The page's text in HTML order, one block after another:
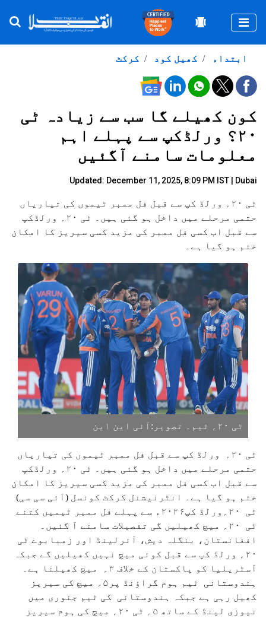
کرکٹ کھیل کود ابتداء
کون کھیلے گا سب سے زیادہ ٹی
۲۰؟ ورلڈکپ سے پہلے اہم
معلومات سامنے آگئیں
Updated: December 11, 2025, 8:09 PM IST | Dubai
ٹی ۲۰؍ ورلڈ کپ سے قبل فل ممبر ٹیموں کی تیاریاں
حتمی مرحلے میں داخل ہو گئی ہیں۔ ٹی ۲۰؍ ورلڈکپ
سے قبل اب کسی فل ممبر کی مزید کسی سیریز کا امکان
ختم ہو گیا ہے۔
ٹی ۲۰؍ ٹیم۔ تصویر:آئی این این
ٹی ۲۰؍ ورلڈ کپ سے قبل فل ممبر ٹیموں کی تیاریاں
حتمی مرحلے میں داخل ہو گئی ہیں۔ ٹی ۲۰؍ ورلڈکپ
سے قبل اب کسی فل ممبر کی مزید کسی سیریز کا امکان
ختم ہو گیا ہے۔ انٹرنیشنل کرکٹ کونسل (آئی سی سی)
ٹی ۲۰؍ورلڈ کپ۲۰۲۶ء سے پہلے فل ممبر ٹیمیں کتنے
ٹی ۲۰؍ میچ کھیلیں گی تفصیلات سامنے آ گئیں۔
افغانستان، بنگلہ دیش، آئرلینڈ اور زمبابوے ٹی
۲۰؍ ورلڈ کپ سے قبل کوئی میچ نہیں کھیلیں گے جبکہ
آسٹریلیا کو پاکستان کے خلاف ۳؍ میچ کھیلنا ہے۔
ہندوستانی ٹیم ہوم گراؤنڈ پر۵؍ میچ کی سیریز
کھیل رہی ہے جبکہ ہندوستانی کی ٹیم جنوری میں
نیوزی لینڈ کے ساتھ ۵؍ ٹی ۲۰؍ میچ کی ہوم سیریز